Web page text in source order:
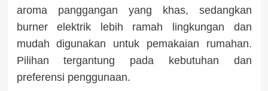
aroma panggangan yang khas, sedangkan
burner elektrik lebih ramah lingkungan dan
mudah digunakan untuk pemakaian rumahan.
Pilihan tergantung pada kebutuhan dan
preferensi penggunaan.